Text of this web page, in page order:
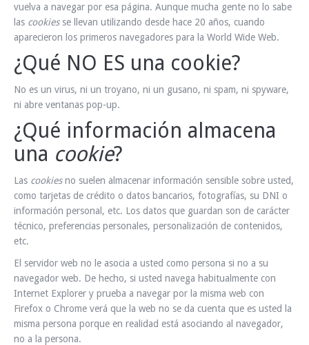
INFO Y RESERVAS
vuelva a navegar por esa página. Aunque mucha gente no lo sabe
las cookiesse llevan utilizando desde hace 20 años, cuando
aparecieron los primeros navegadores para la World Wide Web.
¿Qué NO ES una cookie?
No es un virus, ni un troyano, ni un gusano, ni spam, ni spyware,
ni abre ventanas pop-up.
¿Qué información almacena
una cookie?
Las cookiesno suelen almacenar información sensible sobre usted,
como tarjetas de crédito o datos bancarios, fotografías, su DNI o
información personal, etc. Los datos que guardan son de carácter
técnico, preferencias personales, personalización de contenidos,
etc.
El servidor web no le asocia a usted como persona si no a su
navegador web. De hecho, si usted navega habitualmente con
Internet Explorer y prueba a navegar por la misma web con
Firefox o Chrome verá que la web no se da cuenta que es usted la
misma persona porque en realidad está asociando al navegador,
no a la persona.